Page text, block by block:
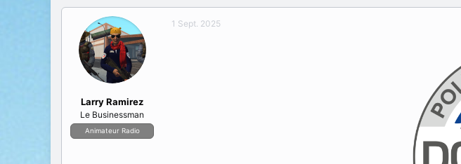
a
t
e
d
e
l
a
Larry Ramirez
Le Businessman
Animateur Radio
1 Sept. 2025